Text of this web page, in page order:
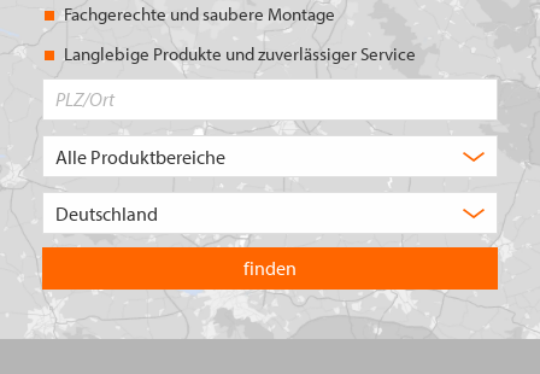
Fachgerechte und saubere Montage
Langlebige Produkte und zuverlässiger Service
in
welchem
Land
Sie
suchen